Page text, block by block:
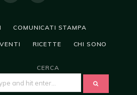
COMUNICATI STAMPA
RICETTE CHI SONO
CERCA